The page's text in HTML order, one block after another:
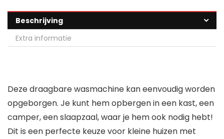
Beschrijving
Extra informatie
Deze draagbare wasmachine kan eenvoudig worden
opgeborgen. Je kunt hem opbergen in een kast, een
camper, een slaapzaal, waar je hem ook nodig hebt!
Dit is een perfecte keuze voor kleine huizen met